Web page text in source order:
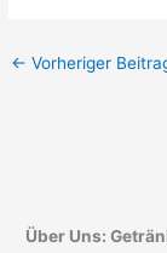
← Vorheriger
Über Uns: